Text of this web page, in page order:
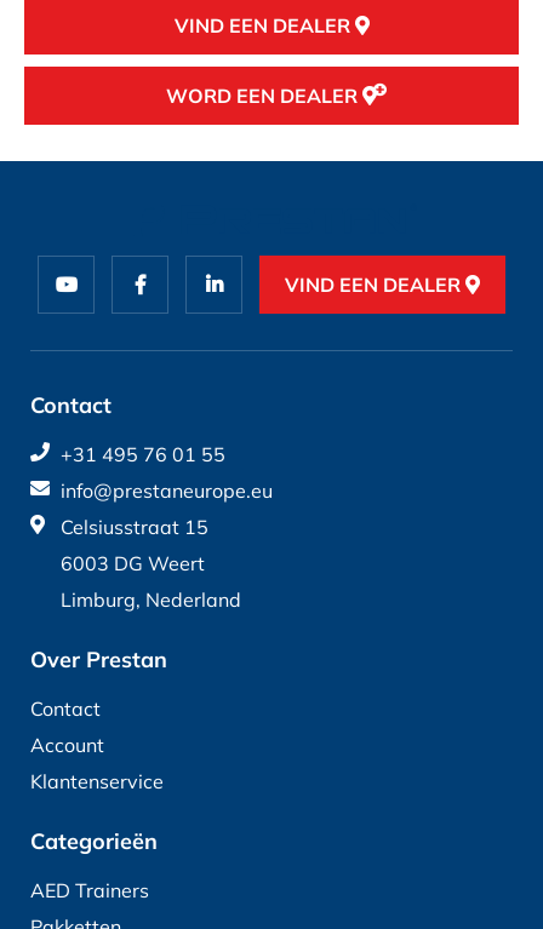
VIND EEN DEALER
WORD EEN DEALER
VIND EEN DEALER
Contact
+31 495 76 01 55
info@prestaneurope.eu
Celsiusstraat 15
6003 DG Weert
Limburg, Nederland
Over Prestan
Contact
Account
Klantenservice
Categorieën
AED Trainers